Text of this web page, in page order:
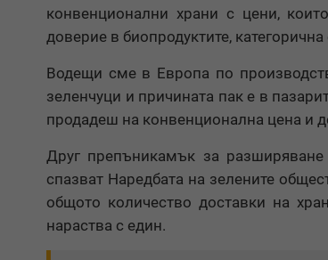
конвенционални храни с цени,
доверие в биопродуктите,
Водещи сме в Европа по
зеленчуци и причината пак е в
продадеш на конвенционална цена и
Друг препъникамък за
спазват Наредбата на зелените
общото количество доставки на
нараства с един.